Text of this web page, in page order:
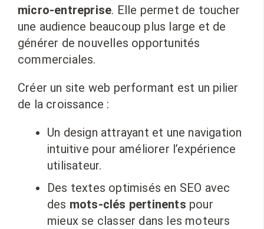
micro-entreprise. Elle permet de toucher
une audience beaucoup plus large et de
générer de nouvelles opportunités
commerciales.
Créer un site web performant est un pilier
de la croissance :
Un design attrayant et une navigation
intuitive pour améliorer l’expérience
utilisateur.
Des textes optimisés en SEO avec
des mots-clés pertinents pour
mieux se classer dans les moteurs